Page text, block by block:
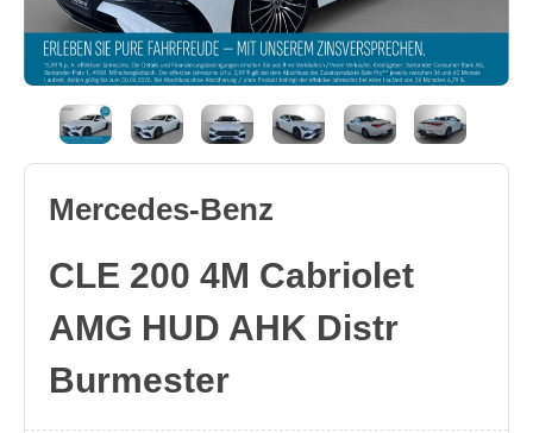
Mercedes-Benz
CLE 200 4M Cabriolet
AMG HUD AHK Distr
Burmester